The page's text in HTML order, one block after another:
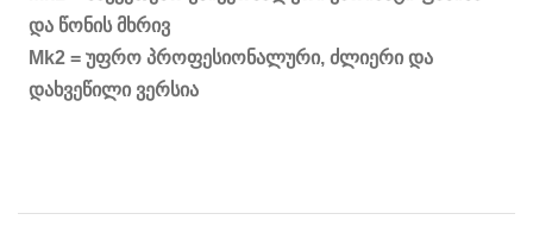
და წონის მხრივ
Mk2 = უფრო პროფესიონალური, ძლიერი და
დახვეწილი ვერსია